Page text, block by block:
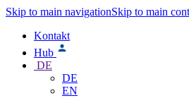
Skip to main navigationSkip to main
Kontakt
Hub
DE
DE
EN